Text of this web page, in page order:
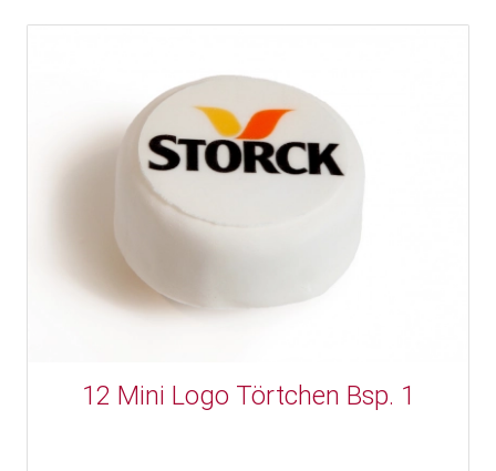
12 Mini Logo Törtchen Bsp. 1